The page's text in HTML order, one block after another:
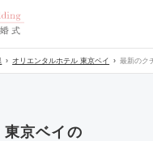
オリエンタルホテル 東京ベイ 最新のク
東京ベイの